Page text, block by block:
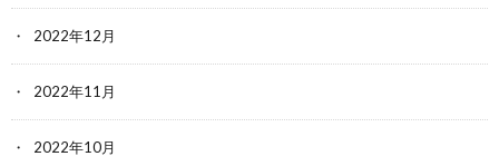
2022年12月
2022年11月
2022年10月